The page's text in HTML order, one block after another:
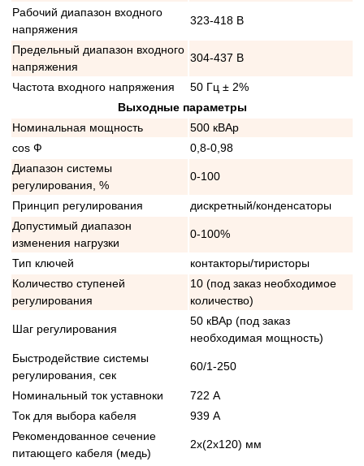
Рабочий диапазон входного
напряжения
323-418 В
Предельный диапазон входного
напряжения
304-437 В
Частота входного напряжения
50 Гц ± 2%
Выходные параметры
Номинальная мощность
500 кВАр
cos Ф
0,8-0,98
Диапазон системы
регулирования, %
0-100
Принцип регулирования
дискретный/конденсаторы
Допустимый диапазон
изменения нагрузки
0-100%
Тип ключей
контакторы/тиристоры
Количество ступеней
регулирования
10 (под заказ необходимое
количество)
Шаг регулирования
50 кВАр (под заказ
необходимая мощность)
Быстродействие системы
регулирования, сек
60/1-250
Номинальный ток уставноки
722 А
Ток для выбора кабеля
939 А
Рекомендованное сечение
питающего кабеля (медь)
2x(2x120) мм